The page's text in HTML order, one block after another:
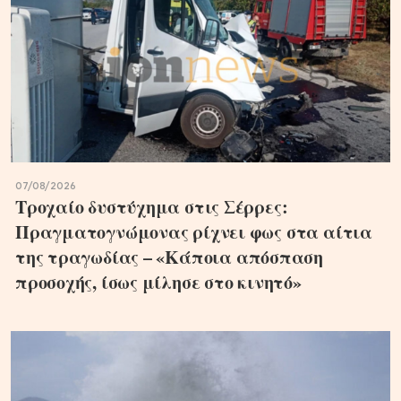
07/08/2026
Τροχαίο δυστύχημα στις Σέρρες:
Πραγματογνώμονας ρίχνει φως στα αίτια
της τραγωδίας – «Κάποια απόσπαση
προσοχής, ίσως μίλησε στο κινητό»